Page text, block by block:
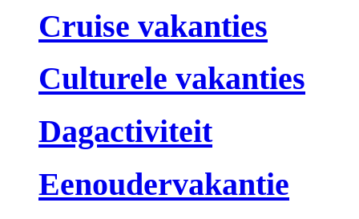
Cruise vakanties
Culturele vakanties
Dagactiviteit
Eenoudervakantie